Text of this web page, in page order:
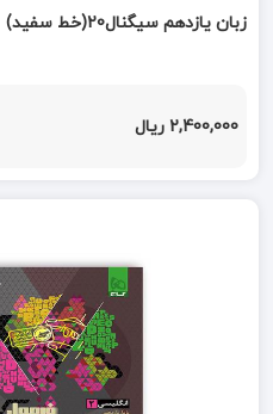
زبان یازدهم سیگنال20(خط سفید)
2,400,000 ریال